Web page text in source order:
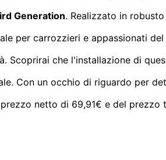
Generation. Realizzato in
per carrozzieri e appassionati
Scoprirai che l'installazione di
Con un occhio di riguardo per
netto di 69,91€ e del